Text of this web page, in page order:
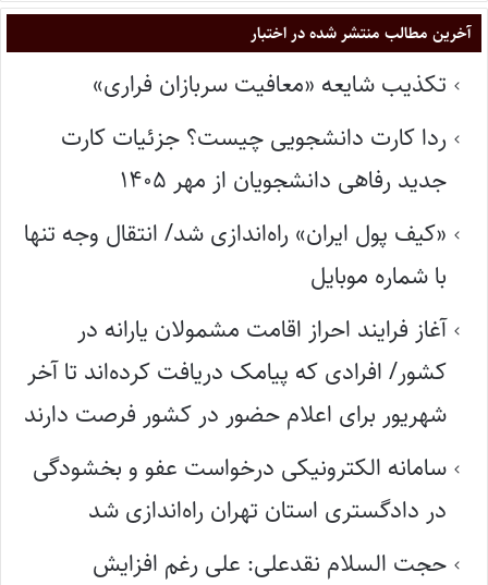
آخرین مطالب منتشر شده در اختبار
تکذیب شایعه «معافیت سربازان فراری»
ردا کارت دانشجویی چیست؟ جزئیات کارت
جدید رفاهی دانشجویان از مهر ۱۴۰۵
«کیف پول ایران» راه‌اندازی شد/ انتقال وجه تنها
با شماره موبایل
آغاز فرایند احراز اقامت مشمولان یارانه در
کشور/ افرادی که پیامک دریافت کرده‌اند تا آخر
شهریور برای اعلام حضور در کشور فرصت دارند
سامانه الکترونیکی درخواست عفو و بخشودگی
در دادگستری استان تهران راه‌اندازی شد
حجت السلام نقدعلی: علی رغم افزایش